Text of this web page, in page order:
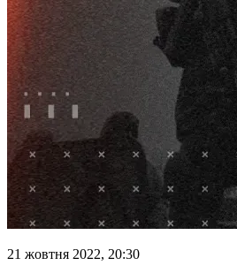
21 жовтня 2022, 20:30